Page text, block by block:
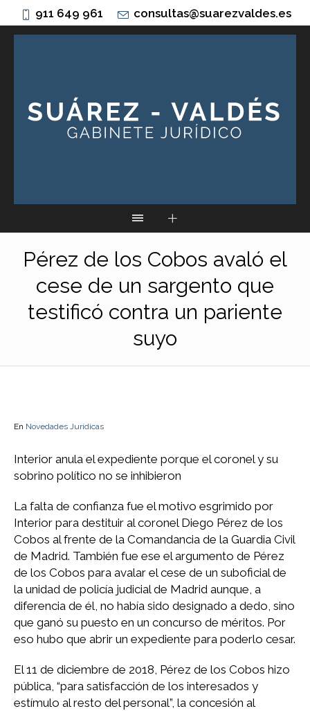
911 649 961 consultas@suarezvaldes.es
Pérez de los Cobos avaló el
cese de un sargento que
testificó contra un pariente
suyo
En Novedades Jurídicas
Interior anula el expediente porque el coronel y su
sobrino político no se inhibieron
La falta de confianza fue el motivo esgrimido por
Interior para destituir al coronel Diego Pérez de los
Cobos al frente de la Comandancia de la Guardia Civil
de Madrid. También fue ese el argumento de Pérez
de los Cobos para avalar el cese de un suboficial de
la unidad de policía judicial de Madrid aunque, a
diferencia de él, no había sido designado a dedo, sino
que ganó su puesto en un concurso de méritos. Por
eso hubo que abrir un expediente para poderlo cesar.
El 11 de diciembre de 2018, Pérez de los Cobos hizo
pública, “para satisfacción de los interesados y
estímulo al resto del personal”, la concesión al